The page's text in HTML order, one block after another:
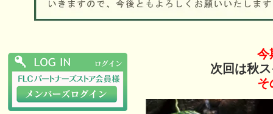
今
次回は秋
そ